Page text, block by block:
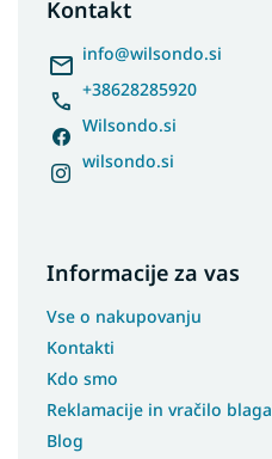
Kontakt
info@wilsondo.si
+38628285920
Wilsondo.si
wilsondo.si
Informacije za vas
Vse o nakupovanju
Kontakti
Kdo smo
Reklamacije in vračilo blaga
Blog